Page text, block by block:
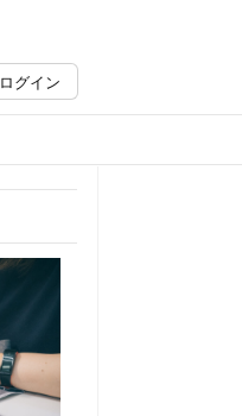
ログイン